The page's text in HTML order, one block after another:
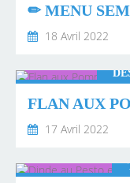
✏ MENU
18 Avril 2022
FLAN AUX
17 Avril 2022